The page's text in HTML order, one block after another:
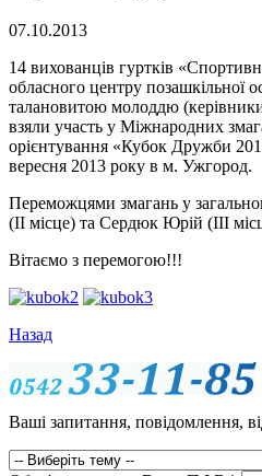
07.10.2013
14 вихованців гуртків
обласного центру позашкільної
талановитою молоддю
взяли участь у Міжнародних
орієнтування «Кубок Дружби
вересня 2013 року в м. Ужгород.
Переможцями змагань у
(ІІ місце) та Сердюк Юрій (ІІІ
Вітаємо з перемогою!!!
Назад
Ваші запитання, повідомлення,